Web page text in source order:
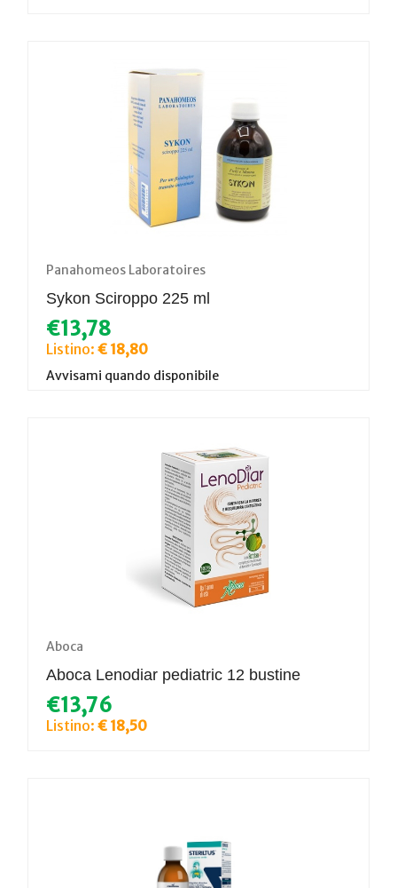
Panahomeos Laboratoires
Sykon Sciroppo 225 ml
€13,78
Listino: € 18,80
Avvisami quando disponibile
Aboca
Aboca Lenodiar pediatric 12 bustine
€13,76
Listino: € 18,50